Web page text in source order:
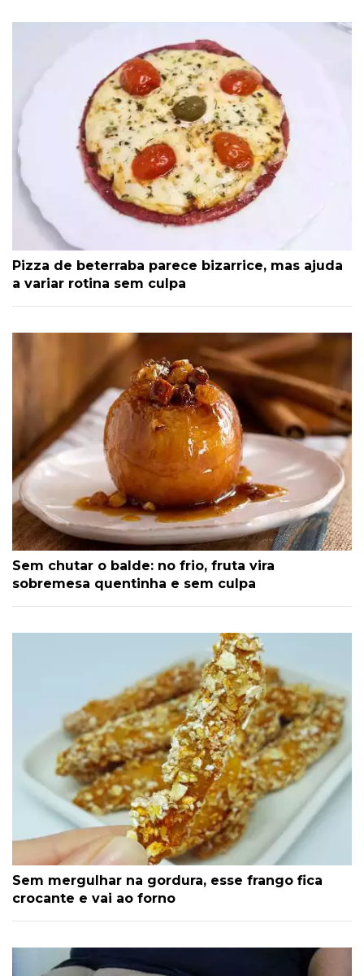
Pizza de beterraba parece bizarrice, mas ajuda
a variar rotina sem culpa
Sem chutar o balde: no frio, fruta vira
sobremesa quentinha e sem culpa
Sem mergulhar na gordura, esse frango fica
crocante e vai ao forno